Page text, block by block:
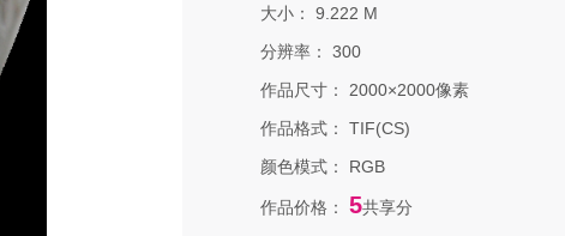
大小：
9.222 M
分辨率：
300
作品尺寸：
2000×2000像素
作品格式：
TIF(CS)
颜色模式：
RGB
作品价格： 5共享分